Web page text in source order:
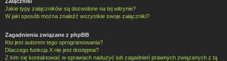
Jakie typy załączników są dozwolone na tej witrynie?
W jaki sposób można znaleźć wszystkie swoje załączniki?
Zagadnienia związane z phpBB
Kto jest autorem tego oprogramowania?
Dlaczego funkcja X nie jest dostępna?
Z kim się kontaktować w sprawach nadużyć lub zagadnień prawnych związanych z tą